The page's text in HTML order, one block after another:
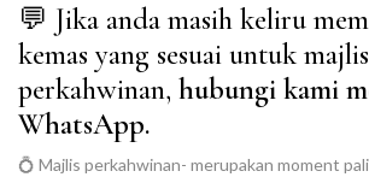
💬 Jika anda masih keliru
kemas yang sesuai untuk majlis
perkahwinan, hubungi kami
WhatsApp.
💍 Majlis perkahwinan- merupakan moment